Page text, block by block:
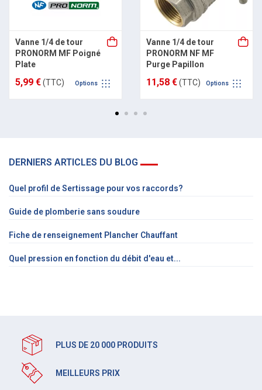
Vanne 1/4 de tour
PRONORM MF Poigné
Plate
5,99 €(TTC) Options
Vanne 1/4 de tour
PRONORM NF MF
Purge Papillon
11,58 €(TTC) Options
DERNIERS ARTICLES DU BLOG
Quel profil de Sertissage pour vos raccords?
Guide de plomberie sans soudure
Fiche de renseignement Plancher Chauffant
Quel pression en fonction du débit d'eau et...
PLUS DE 20 000 PRODUITS
MEILLEURS PRIX